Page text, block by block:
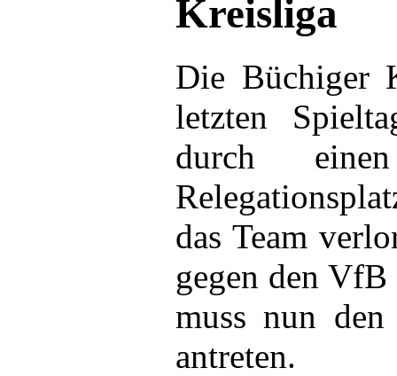
Kreisliga
Die Büchiger
letzten
durch
das Team
gegen den
muss nun
antreten.